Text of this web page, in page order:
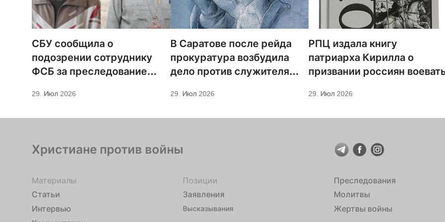
СБУ сообщила о
подозрении сотруднику
ФСБ за преследование
29. Июл 2026
В Саратове после рейда
прокуратура возбудила
дело против служителя
29. Июл 2026
РПЦ издала книгу
патриарха Кирилла о
призвании россиян
29. Июл 2026
Христиане против войны
Материалы
Статьи
Интервью
Позиции
Заявления
Высказывания
Преследования
Молитвы
Жертвы войны